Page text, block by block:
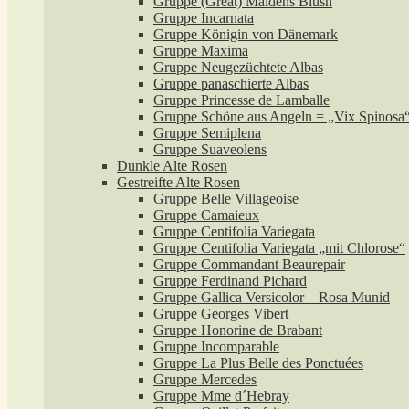
Gruppe Incarnata
Gruppe Königin von Dänemark
Gruppe Maxima
Gruppe Neugezüchtete Albas
Gruppe panaschierte Albas
Gruppe Princesse de Lamballe
Gruppe Schöne aus Angeln = „Vix
Gruppe Semiplena
Gruppe Suaveolens
Dunkle Alte Rosen
Gestreifte Alte Rosen
Gruppe Belle Villageoise
Gruppe Camaieux
Gruppe Centifolia Variegata
Gruppe Centifolia Variegata „mit Chlorose“
Gruppe Commandant Beaurepair
Gruppe Ferdinand Pichard
Gruppe Gallica Versicolor – Rosa Munid
Gruppe Georges Vibert
Gruppe Honorine de Brabant
Gruppe Incomparable
Gruppe La Plus Belle des Ponctuées
Gruppe Mercedes
Gruppe Mme d´Hebray